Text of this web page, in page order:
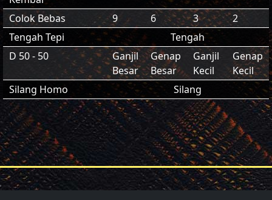
Colok Bebas 9 6 3
2
Tengah Tepi
Tengah
D 50 - 50
Ganjil
Besar
Genap
Besar
Ganjil
Kecil
Genap
Kecil
Silang Homo
Silang